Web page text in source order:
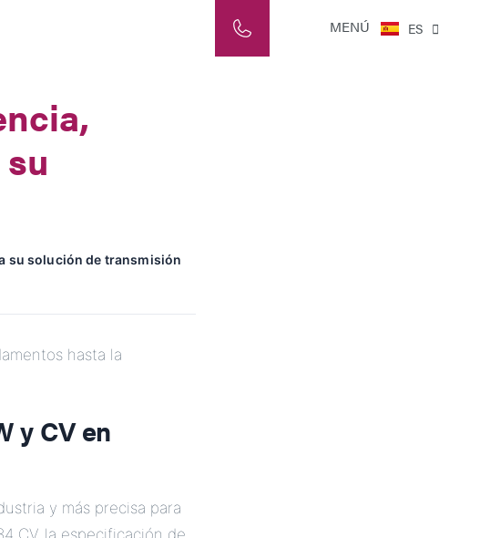
MENÚ ES
IT
su solución de transmisión
hasta la
y CV en
y más precisa para